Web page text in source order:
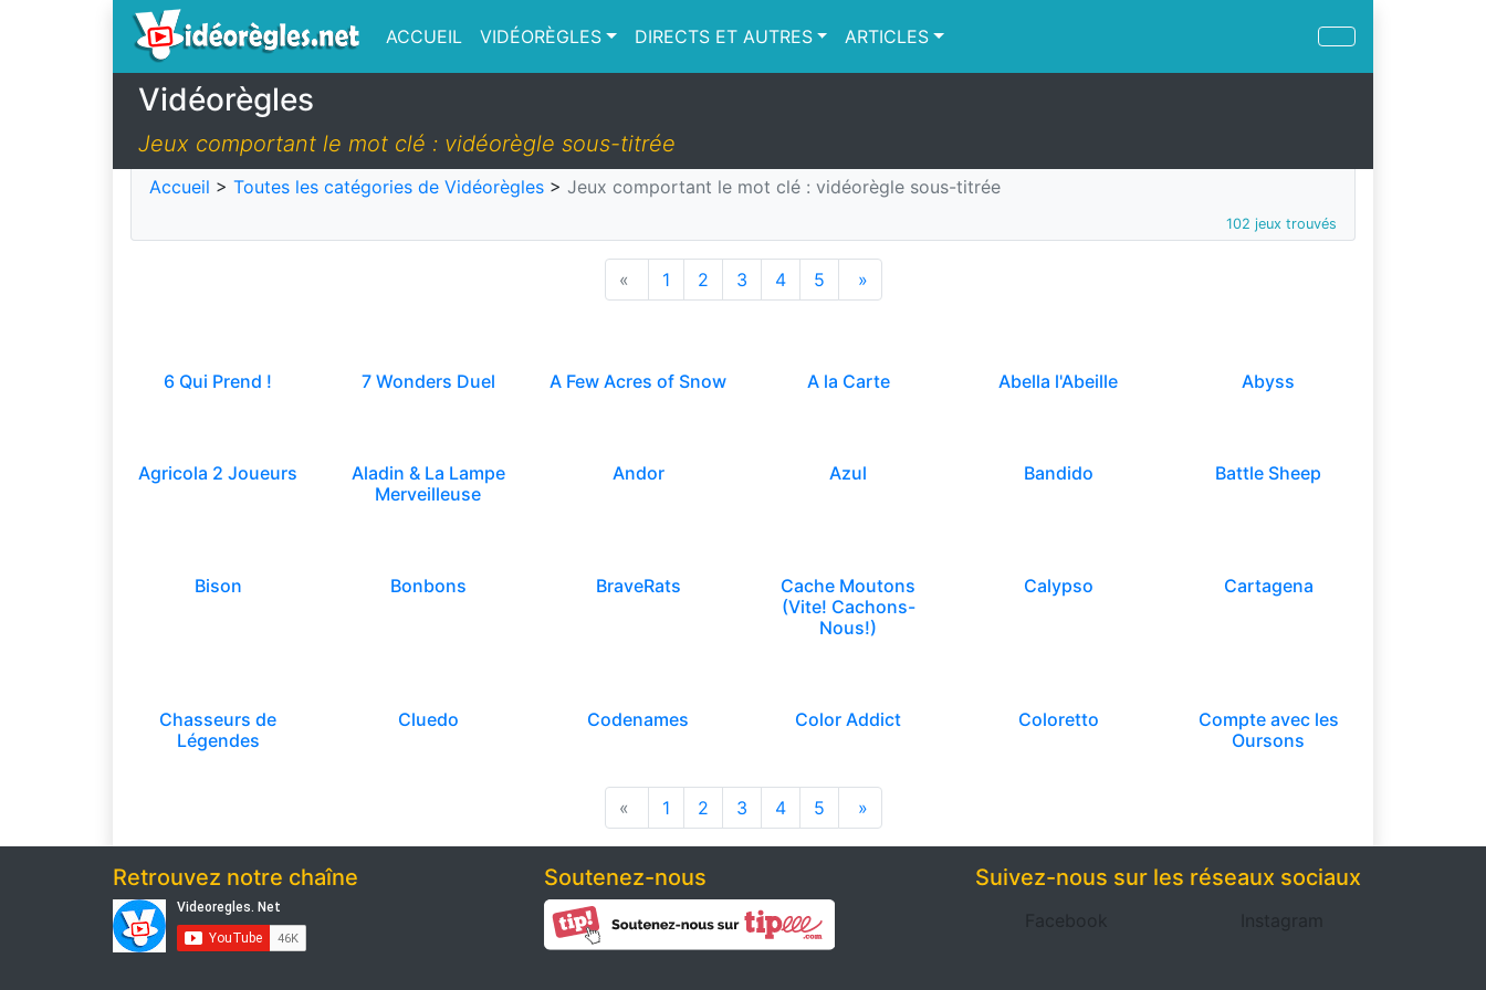
ACCUEIL VIDÉORÈGLES DIRECTS ET AUTRES ARTICLES
Vidéorègles
Jeux comportant le mot clé : vidéorègle sous-titrée
Accueil > Toutes les catégories de Vidéorègles > Jeux comportant le mot clé : vidéorègle sous-titrée
102 jeux trouvés
« 1 2 3 4 5 »
6 Qui Prend ! 7 Wonders Duel A Few Acres of Snow A la Carte Abella l'Abeille Abyss
Agricola 2 Joueurs
Aladin & La Lampe
Merveilleuse
Andor Azul Bandido Battle Sheep
Bison Bonbons BraveRats
Cache Moutons
(Vite! Cachons-
Nous!)
Calypso Cartagena
Chasseurs de
Légendes
Cluedo Codenames Color Addict Coloretto
Compte avec les
Oursons
« 1 2 3 4 5 »
Retrouvez notre chaîne Soutenez-nous Suivez-nous sur les réseaux sociaux
Facebook Instagram